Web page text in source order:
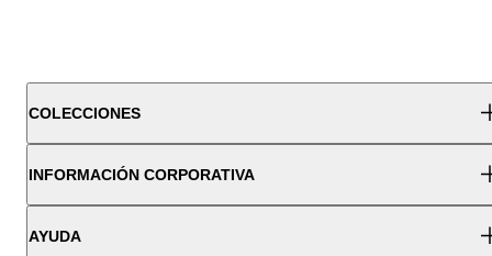
COLECCIONES
INFORMACIÓN CORPORATIVA
AYUDA